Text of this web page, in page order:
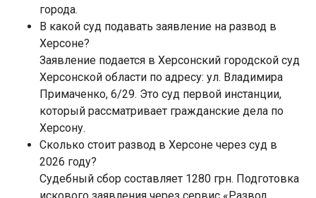
города.
В какой суд подавать заявление на развод в
Херсоне?
Заявление подается в Херсонский городской суд
Херсонской области по адресу: ул. Владимира
Примаченко, 6/29. Это суд первой инстанции,
который рассматривает гражданские дела по
Херсону.
Сколько стоит развод в Херсоне через суд в
2026 году?
Судебный сбор составляет 1280 грн. Подготовка
искового заявления через сервис «Развод